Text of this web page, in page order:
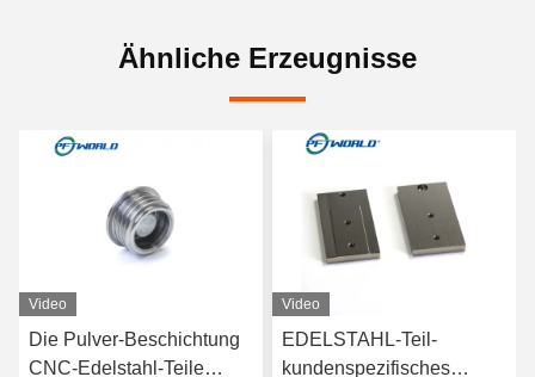
Ähnliche Erzeugnisse
Video
Die Pulver-Beschichtung
CNC-Edelstahl-Teile
Video
EDELSTAHL-Teil-
kundenspezifisches